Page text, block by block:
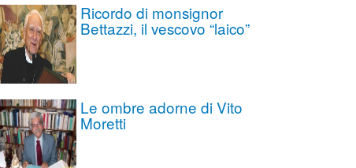
Ricordo di monsignor
Bettazzi, il vescovo “laico”
Le ombre adorne di Vito
Moretti